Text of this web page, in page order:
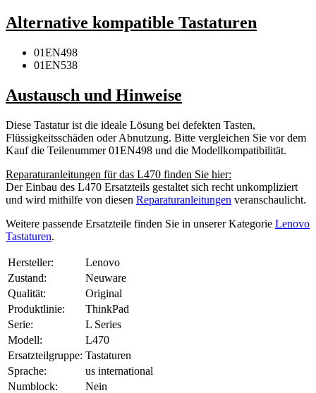
Alternative kompatible Tastaturen
01EN498
01EN538
Austausch und Hinweise
Diese Tastatur ist die ideale Lösung bei defekten Tasten,
Flüssigkeitsschäden oder Abnutzung. Bitte vergleichen Sie vor dem
Kauf die Teilenummer 01EN498 und die Modellkompatibilität.
Reparaturanleitungen für das L470 finden Sie hier:
Der Einbau des L470 Ersatzteils gestaltet sich recht unkompliziert
und wird mithilfe von diesen Reparaturanleitungen veranschaulicht.
Weitere passende Ersatzteile finden Sie in unserer Kategorie Lenovo
Tastaturen.
Hersteller:
Lenovo
Zustand:
Neuware
Qualität:
Original
Produktlinie:
ThinkPad
Serie:
L Series
Modell:
L470
Ersatzteilgruppe: Tastaturen
Sprache:
us international
Numblock:
Nein